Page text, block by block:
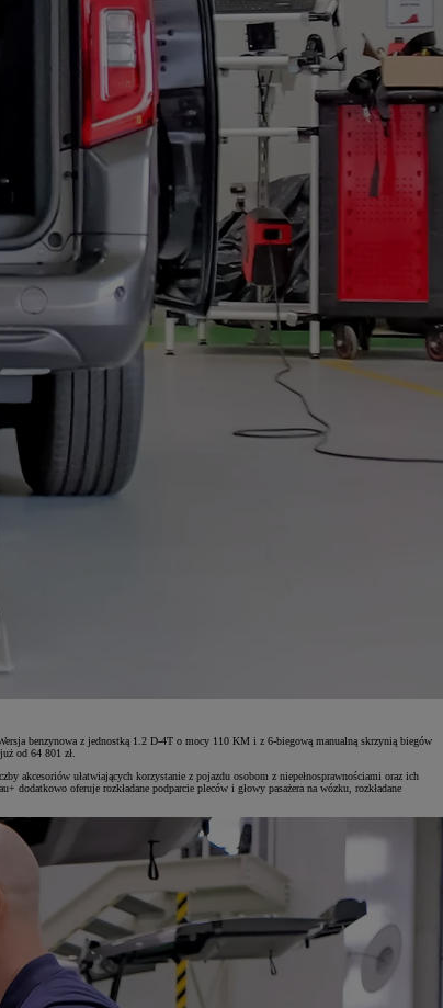
benzynowa z jednostką 1.2 D-4T o mocy 110 KM i z 6-biegową manualną skrzynią biegów
od 64 801 zł.
ułatwiających korzystanie z pojazdu osobom z niepełnosprawnościami oraz ich
dodatkowo oferuje rozkładane podparcie pleców i głowy pasażera na wózku, rozkładane